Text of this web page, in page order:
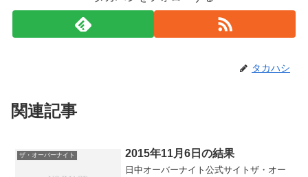
タカハシ
関連記事
ザ・オーバーナイト 2015年11月6日の結果
日中オーバーナイト公式サイトザ・オー